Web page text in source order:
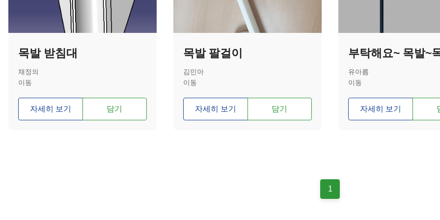
목발 받침대
채정의
이동
자세히 보기 담기
목발 팔걸이
김민아
이동
자세히 보기 담기
부탁해요~ 목발~
유아름
이동
자세히 보기
1